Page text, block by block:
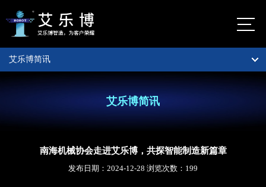
佛山市艾乐
博机器人股
份有限公司
博总
地
数字化定制服务
艾乐博简讯
艾乐博简讯
南海机械协会走进艾乐博，共探智能制造新篇章
发布日期：2024-12-28 浏览次数： 199